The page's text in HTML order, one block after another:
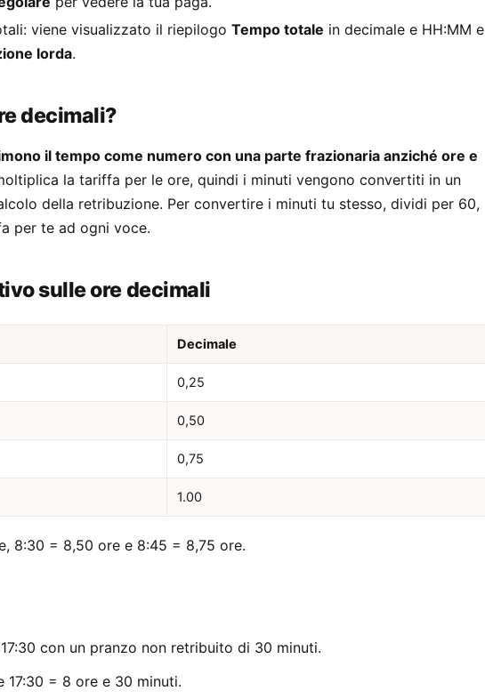
viene visualizzato il riepilogoTempo totale in decimale e HH:MM e
lorda.
decimali?
il tempo come numero con una parte frazionaria anziché ore e
la tariffa per le ore, quindi i minuti vengono convertiti in un
della retribuzione. Per convertire i minuti tu stesso, dividi per 60,
per te ad ogni voce.
sulle ore decimali
Decimale
0,25
0,50
0,75
1.00
8:30 = 8,50 ore e 8:45 = 8,75 ore.
con un pranzo non retribuito di 30 minuti.
17:30 = 8 ore e 30 minuti.